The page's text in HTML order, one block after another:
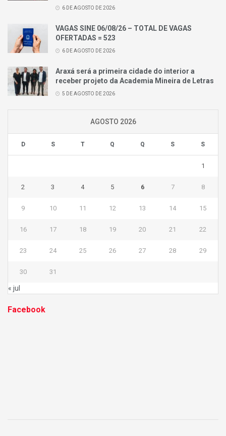
6 DE AGOSTO DE 2026
VAGAS SINE 06/08/26 – TOTAL DE VAGAS
OFERTADAS = 523
6 DE AGOSTO DE 2026
Araxá será a primeira cidade do interior a
receber projeto da Academia Mineira de Letras
5 DE AGOSTO DE 2026
AGOSTO 2026
D S T Q Q S S
1
2 3 4 5 6 7 8
9 10 11 12 13 14 15
16 17 18 19 20 21 22
23 24 25 26 27 28 29
30 31
« jul
Facebook